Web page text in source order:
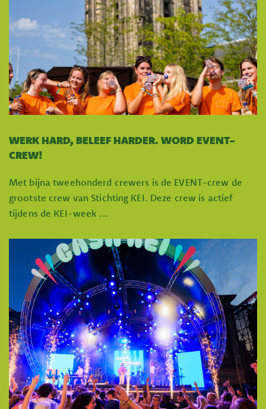
WERK HARD, BELEEF HARDER. WORD EVENT-
CREW!
Met bijna tweehonderd crewers is de EVENT-crew de
grootste crew van Stichting KEI. Deze crew is actief
tijdens de KEI-week ...